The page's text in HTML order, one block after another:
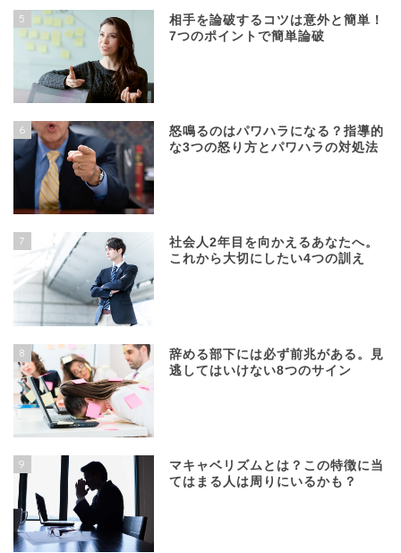
5
相手を論破するコツは意外と簡単！
7つのポイントで簡単論破
6
怒鳴るのはパワハラになる？指導的
な3つの怒り方とパワハラの対処法
7
社会人2年目を向かえるあなたへ。
これから大切にしたい4つの訓え
8
辞める部下には必ず前兆がある。見
逃してはいけない8つのサイン
9
マキャベリズムとは？この特徴に当
てはまる人は周りにいるかも？